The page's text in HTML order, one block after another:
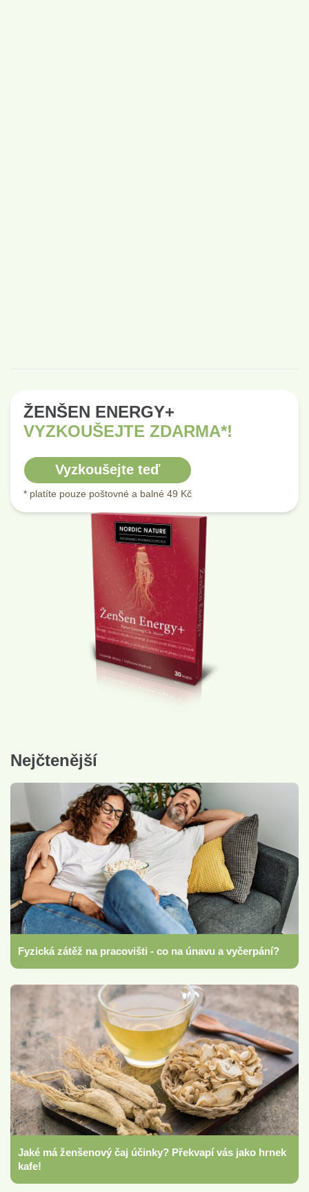
ŽENŠEN ENERGY+
VYZKOUŠEJTE ZDARMA*!
Vyzkoušejte teď
* platíte pouze poštovné a balné 49 Kč
Nejčtenější
Fyzická zátěž na pracovišti - co na únavu a vyčerpání?
Jaké má ženšenový čaj účinky? Překvapí vás jako hrnek
kafe!